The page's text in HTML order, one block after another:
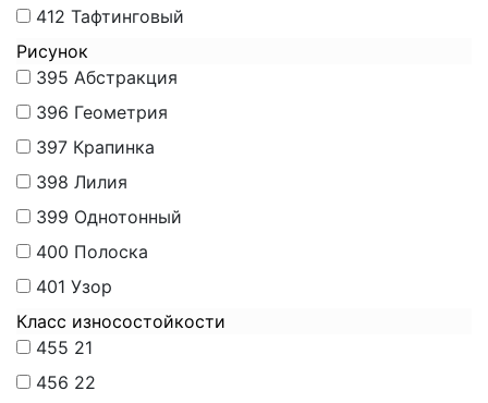
412 Тафтинговый
Рисунок
395 Абстракция
396 Геометрия
397 Крапинка
398 Лилия
399 Однотонный
400 Полоска
401 Узор
Класс износостойкости
455 21
456 22